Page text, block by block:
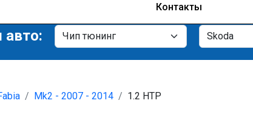
Контакты
авто:
Mk2 - 2007 - 2014 1.2 HTP